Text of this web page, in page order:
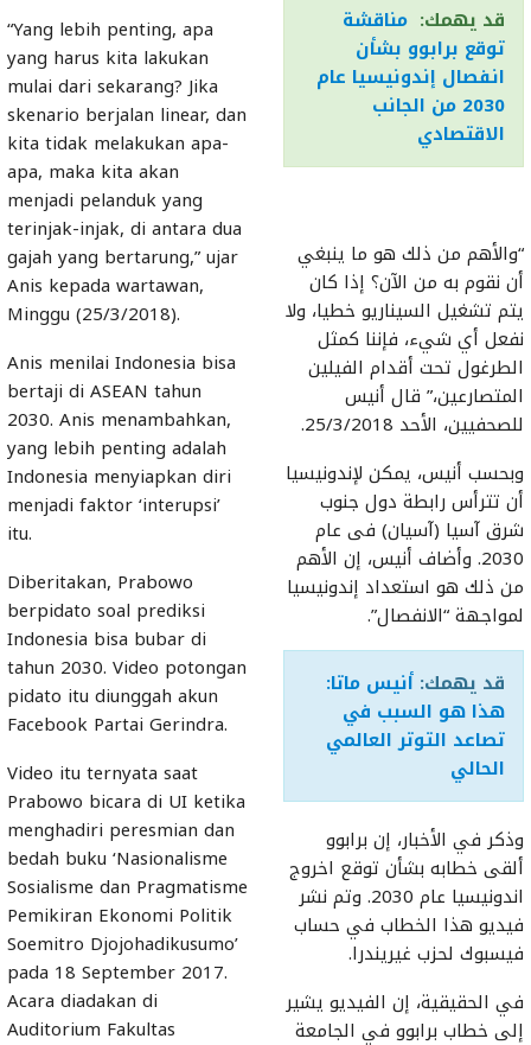
قد يهمك: مناقشة
توقع برابوو بشأن
انفصال إندونيسيا عام
2030 من الجانب
الاقتصادي
“والأهم من ذلك هو ما ينبغي
أن نقوم به من الآن؟ إذا كان
يتم تشغيل السيناريو خطيا، ولا
نفعل أي شيء، فإننا كمثل
الطرغول تحت أقدام الفيلين
المتصارعين،” قال أنيس
للصحفيين، الأحد 25/3/2018.
وبحسب أنيس، يمكن لإندونيسيا
أن تترأس رابطة دول جنوب
شرق آسيا (آسيان) فى عام
2030. وأضاف أنيس، إن الأهم
من ذلك هو استعداد إندونيسيا
لمواجهة “الانفصال”.
قد يهمك: أنيس ماتا:
هذا هو السبب في
تصاعد التوتر العالمي
الحالي
وذكر في الأخبار، إن برابوو
ألقى خطابه بشأن توقع اخروج
اندونيسيا عام 2030. وتم نشر
فيديو هذا الخطاب في حساب
فيسبوك لحزب غيريندرا.
في الحقيقية، إن الفيديو يشير
إلى خطاب برابوو في الجامعة
“Yang lebih penting, apa
yang harus kita lakukan
mulai dari sekarang? Jika
skenario berjalan linear, dan
kita tidak melakukan apa-
apa, maka kita akan
menjadi pelanduk yang
terinjak-injak, di antara dua
gajah yang bertarung,” ujar
Anis kepada wartawan,
Minggu (25/3/2018).
Anis menilai Indonesia bisa
bertaji di ASEAN tahun
2030. Anis menambahkan,
yang lebih penting adalah
Indonesia menyiapkan diri
menjadi faktor ‘interupsi’
itu.
Diberitakan, Prabowo
berpidato soal prediksi
Indonesia bisa bubar di
tahun 2030. Video potongan
pidato itu diunggah akun
Facebook Partai Gerindra.
Video itu ternyata saat
Prabowo bicara di UI ketika
menghadiri peresmian dan
bedah buku ‘Nasionalisme
Sosialisme dan Pragmatisme
Pemikiran Ekonomi Politik
Soemitro Djojohadikusumo’
pada 18 September 2017.
Acara diadakan di
Auditorium Fakultas